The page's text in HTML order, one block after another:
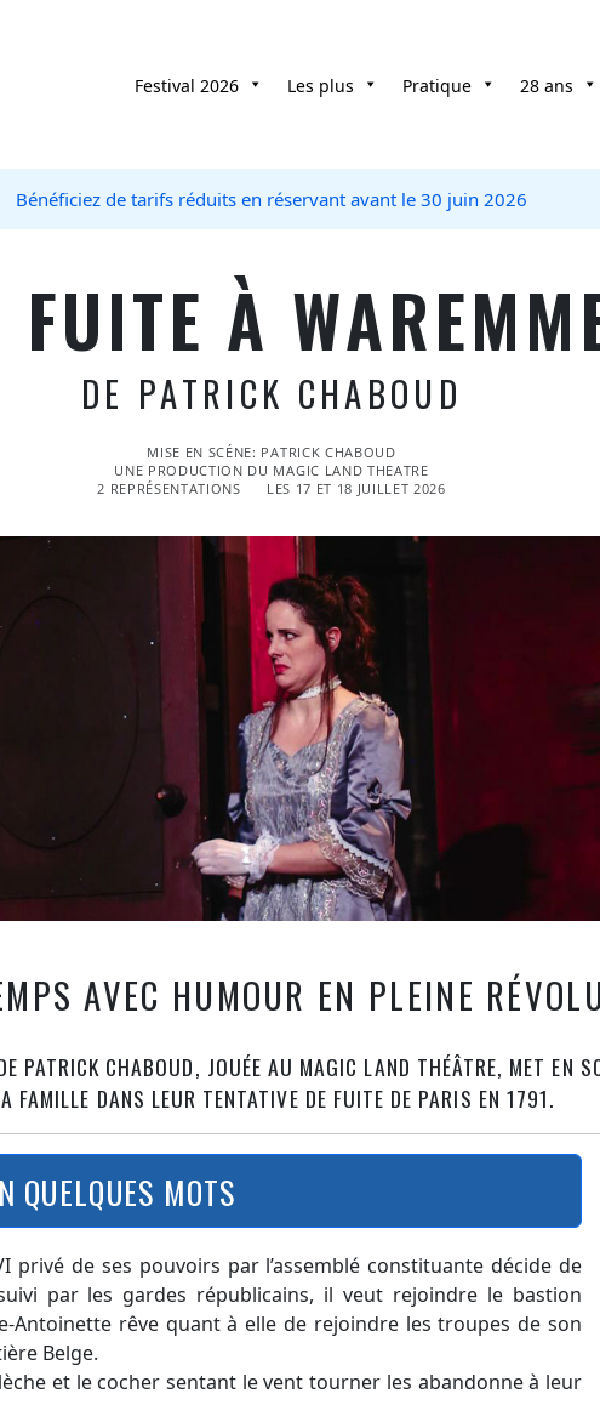
Festival 2026 Les plus Pratique 28 ans
Bénéficiez de tarifs réduits en réservant avant le 30 juin 2026
À
DE PATRICK CHABOUD
MISE EN SCÉNE: PATRICK CHABOUD
UNE PRODUCTION DU MAGIC LAND THEATRE
2 REPRÉSENTATIONS
LES 17 ET 18 JUILLET 2026
AVEC HUMOUR EN PLEINE
PATRICK CHABOUD, JOUÉE AU MAGIC LAND THÉÂTRE, MET EN
FAMILLE DANS LEUR TENTATIVE DE FUITE DE PARIS EN 1791.
QUELQUES MOTS
privé de ses pouvoirs par l’assemblé constituante décide de
par les gardes républicains, il veut rejoindre le bastion
Antoinette rêve quant à elle de rejoindre les troupes de son
Belge.
et le cocher sentant le vent tourner les abandonne à leur